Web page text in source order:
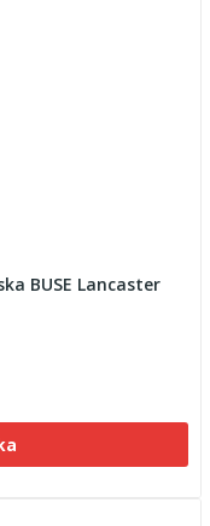
BUSE Lancaster